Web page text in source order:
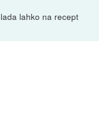
lahko na recept